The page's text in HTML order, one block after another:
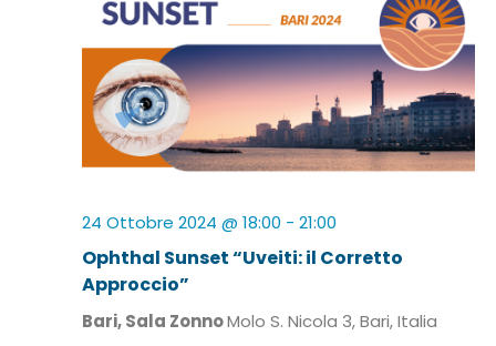
24 Ottobre 2024 @ 18:00 - 21:00
Ophthal Sunset “Uveiti: il Corretto
Approccio”
Bari, Sala ZonnoMolo S. Nicola 3, Bari, Italia